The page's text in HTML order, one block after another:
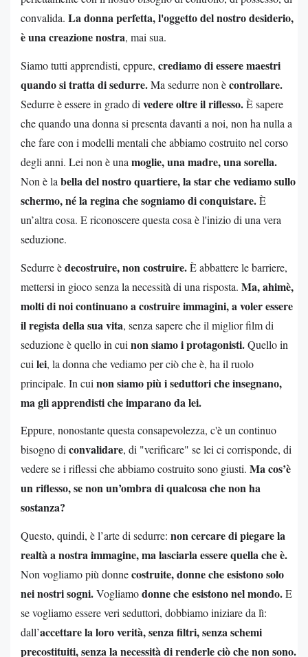
convalida. La donna perfetta, l'oggetto del nostro desiderio,
è una creazione nostra, mai sua.
Siamo tutti apprendisti, eppure, crediamo di essere maestri
quando si tratta di sedurre.Ma sedurre non ècontrollare.
Sedurre è essere in grado di vedere oltre il riflesso.È sapere
che quando una donna si presenta davanti a noi, non ha nulla a
che fare con i modelli mentali che abbiamo costruito nel corso
degli anni. Lei non è una moglie, una madre, una sorella.
Non è la bella del nostro quartiere, la star che vediamo sullo
schermo, né la regina che sogniamo di conquistare.È
un’altra cosa. E riconoscere questa cosa è l'inizio di una vera
seduzione.
Sedurre èdecostruire, non costruire.È abbattere le barriere,
mettersi in gioco senza la necessità di una risposta. Ma, ahimè,
molti di noi continuano a costruire immagini, a voler essere
il regista della sua vita, senza sapere che il miglior film di
seduzione è quello in cui non siamo i protagonisti.Quello in
cui lei, la donna che vediamo per ciò che è, ha il ruolo
principale. In cui non siamo più i seduttori che insegnano,
ma gli apprendisti che imparano da lei.
Eppure, nonostante questa consapevolezza, c'è un continuo
bisogno diconvalidare, di "verificare" se lei ci corrisponde, di
vedere se i riflessi che abbiamo costruito sono giusti. Ma cos’è
un riflesso, se non un’ombra di qualcosa che non ha
sostanza?
Questo, quindi, è l’arte di sedurre: non cercare di piegare la
realtà a nostra immagine, ma lasciarla essere quella che è.
Non vogliamo più donnecostruite, donne che esistono solo
nei nostri sogni.Vogliamodonne che esistono nel mondo.E
se vogliamo essere veri seduttori, dobbiamo iniziare da lì:
dall’accettare la loro verità, senza filtri, senza schemi
precostituiti, senza la necessità di renderle ciò che non sono.